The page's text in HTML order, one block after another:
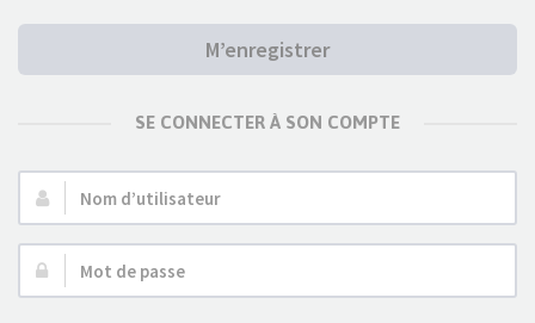
M’enregistrer
SE CONNECTER À SON COMPTE
Nom
Mot